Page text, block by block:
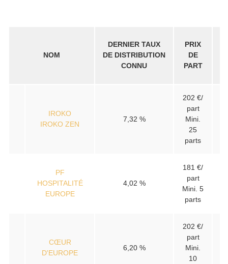
NOM
DERNIER TAUX
DE DISTRIBUTION
CONNU
PRIX
DE
PART
IROKO
IROKO ZEN
7,32 %
202 €/
part
Mini.
25
parts
PF
HOSPITALITÉ
EUROPE
4,02 %
181 €/
part
Mini. 5
parts
CŒUR
D'EUROPE
6,20 %
202 €/
part
Mini.
10